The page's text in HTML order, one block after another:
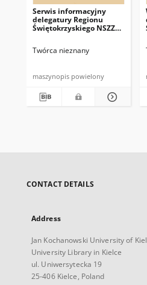
Serwis informacyjny
delegatury Regionu
Świętokrzyskiego NSZZ
Twórca nieznany
maszynopis powielony
CONTACT DETAILS
Address
Jan Kochanowski University of
University Library in Kielce
ul. Uniwersytecka 19
25-406 Kielce, Poland